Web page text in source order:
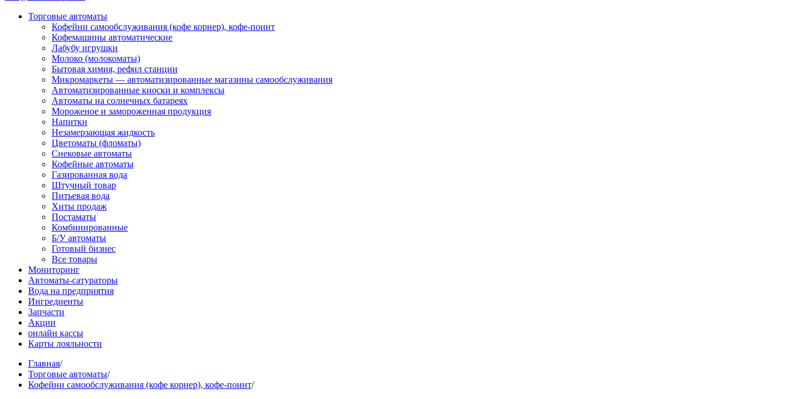
Торговые автоматы
Кофейни самообслуживания (кофе корнер), кофе-поинт
Кофемашины автоматические
Лабубу игрушки
Молоко (молокоматы)
Бытовая химия, рефил станции
Микромаркеты — автоматизированные магазины самообслуживания
Автоматизированные киоски и комплексы
Автоматы на солнечных батареях
Мороженое и замороженная продукция
Напитки
Незамерзающая жидкость
Цветоматы (фломаты)
Снековые автоматы
Кофейные автоматы
Газированная вода
Штучный товар
Питьевая вода
Хиты продаж
Постаматы
Комбинированные
Б/У автоматы
Готовый бизнес
Все товары
Мониторинг
Автоматы-сатураторы
Вода на предприятия
Ингредиенты
Запчасти
Акции
онлайн кассы
Карты лояльности
Главная/
Торговые автоматы/
Кофейни самообслуживания (кофе корнер), кофе-поинт/